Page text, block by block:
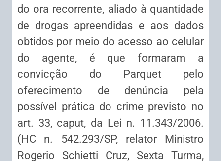
do ora recorrente, aliado à quantidade
de drogas apreendidas e aos dados
obtidos por meio do acesso ao celular
do agente, é que formaram a
convicção do Parquet pelo
oferecimento de denúncia pela
possível prática do crime previsto no
art. 33, caput, da Lei n. 11.343/2006.
(HC n. 542.293/SP, relator Ministro
Rogerio Schietti Cruz, Sexta Turma,